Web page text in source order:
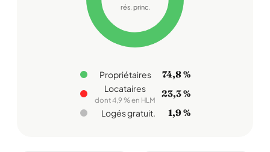
rés. princ.
Propriétaires 74,8 %
Locataires
dont 4,9 % en HLM
23,3 %
Logés gratuit. 1,9 %